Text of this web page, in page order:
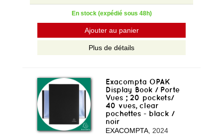
En stock (expédié sous 48h)
Ajouter au panier
Plus de détails
Exacompta OPAK
Display Book / Porte
Vues ; 20 pockets/
40 vues, clear
pochettes - black /
noir
EXACOMPTA, 2024